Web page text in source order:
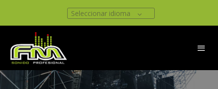
Seleccionar idioma